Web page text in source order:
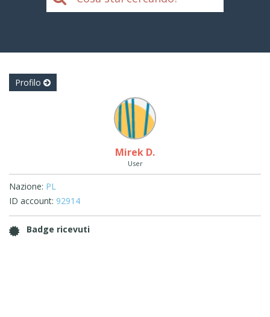
Profilo
Mirek D.
User
Nazione: PL
ID account: 92914
Badge ricevuti